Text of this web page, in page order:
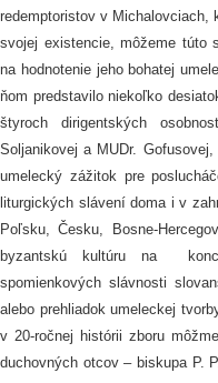
redemptoristov v Michalovciach,
svojej existencie, môžeme túto
na hodnotenie jeho bohatej
ňom predstavilo niekoľko
štyroch dirigentských
Soljanikovej a MUDr.
umelecký zážitok pre
liturgických slávení doma i v
Poľsku, Česku, Bosne-
byzantskú kultúru na
spomienkových slávnosti
alebo prehliadok umeleckej
v 20-ročnej histórii zboru
duchovných otcov – biskupa P.